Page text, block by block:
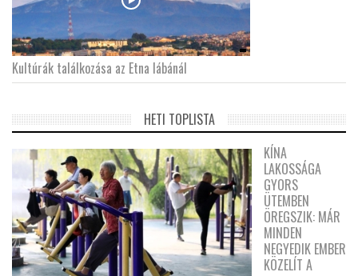
Kultúrák találkozása az Etna lábánál
HETI TOPLISTA
KÍNA
LAKOSSÁGA
GYORS
ÜTEMBEN
ÖREGSZIK: MÁR
MINDEN
NEGYEDIK EMBER
KÖZELÍT A